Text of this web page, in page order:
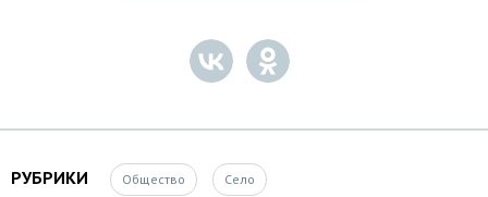
РУБРИКИ Общество Село